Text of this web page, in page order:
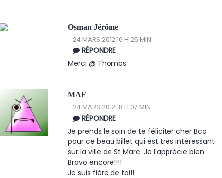
Osman Jérôme
24 MARS 2012 16 H 25 MIN
RÉPONDRE
Merci @ Thomas.
MAF
24 MARS 2012 18 H 07 MIN
RÉPONDRE
Je prends le soin de te féliciter cher Bco
pour ce beau billet qui est très intéressant
sur la ville de St Marc. Je l'apprécie bien.
Bravo encore!!!!
Je suis fière de toi!!.